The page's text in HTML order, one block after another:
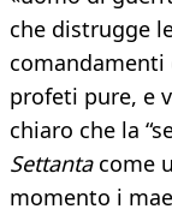
che distrugge
profeti pure, e
chiaro che la
Settanta come
momento i